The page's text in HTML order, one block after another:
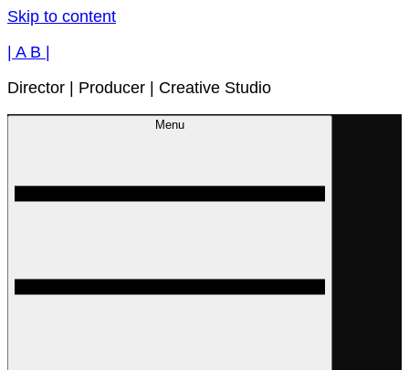
Skip to content
| A B |
Director | Producer | Creative Studio
Menu